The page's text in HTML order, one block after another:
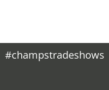
#champstradeshows